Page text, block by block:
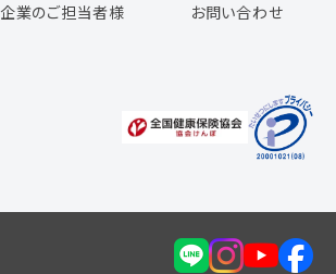
福利厚生のご案内
企業のご担当者様 お問い合わせ